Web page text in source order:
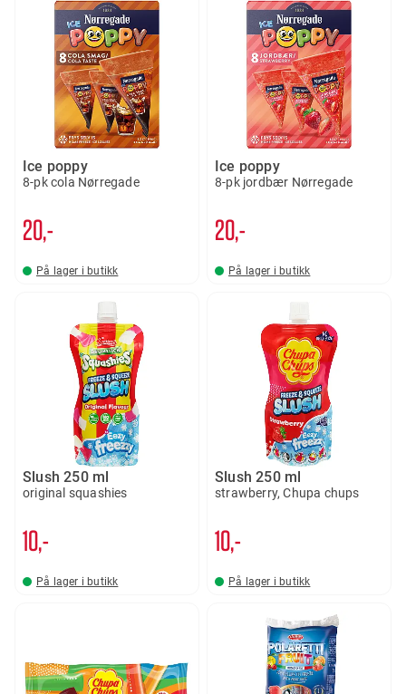
Ice poppy
8-pk cola Nørregade
20,-
På lager i butikk
Ice poppy
8-pk jordbær Nørregade
20,-
På lager i butikk
Slush 250 ml
original squashies
10,-
På lager i butikk
Slush 250 ml
strawberry, Chupa chups
10,-
På lager i butikk